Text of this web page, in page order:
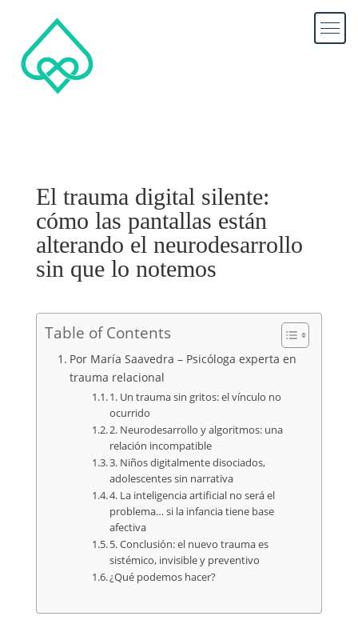
El trauma digital silente:
cómo las pantallas están
alterando el neurodesarrollo
sin que lo notemos
Table of Contents
Por María Saavedra – Psicóloga experta en
trauma relacional
1. Un trauma sin gritos: el vínculo no
ocurrido
2. Neurodesarrollo y algoritmos: una
relación incompatible
3. Niños digitalmente disociados,
adolescentes sin narrativa
4. La inteligencia artificial no será el
problema… si la infancia tiene base
afectiva
5. Conclusión: el nuevo trauma es
sistémico, invisible y preventivo
¿Qué podemos hacer?